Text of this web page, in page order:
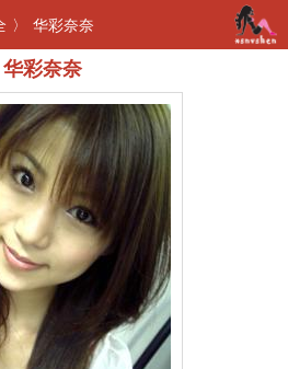
〉 华彩奈奈
华彩奈奈